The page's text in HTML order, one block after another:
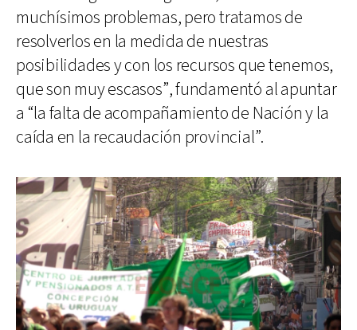
muchísimos problemas, pero tratamos de
resolverlos en la medida de nuestras
posibilidades y con los recursos que tenemos,
que son muy escasos”, fundamentó al apuntar
a “la falta de acompañamiento de Nación y la
caída en la recaudación provincial”.